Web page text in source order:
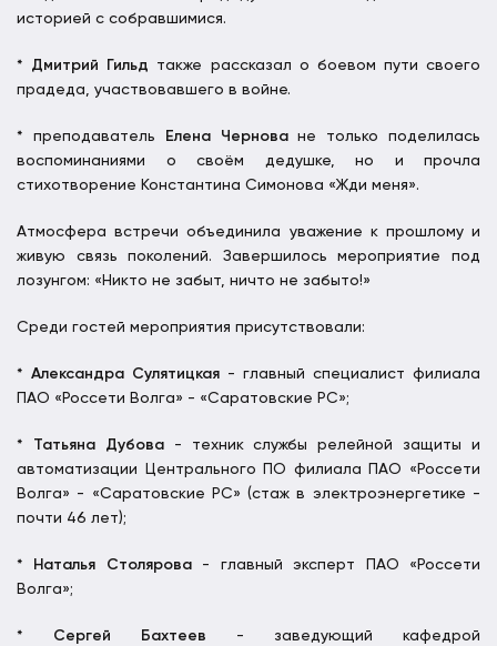
историей с собравшимися.
* Дмитрий Гильд также рассказал о боевом пути своего
прадеда, участвовавшего в войне.
* преподаватель Елена Черноване только поделилась
воспоминаниями о своём дедушке, но и прочла
стихотворение Константина Симонова «Жди меня».
Атмосфера встречи объединила уважение к прошлому и
живую связь поколений. Завершилось мероприятие под
лозунгом: «Никто не забыт, ничто не забыто!»
Среди гостей мероприятия присутствовали:
* Александра Сулятицкая - главный специалист филиала
ПАО «Россети Волга» - «Саратовские РС»;
* Татьяна Дубова- техник службы релейной защиты и
автоматизации Центрального ПО филиала ПАО «Россети
Волга» - «Саратовские РС» (стаж в электроэнергетике -
почти 46 лет);
* Наталья Столярова- главный эксперт ПАО «Россети
Волга»;
* Сергей Бахтеев - заведующий кафедрой